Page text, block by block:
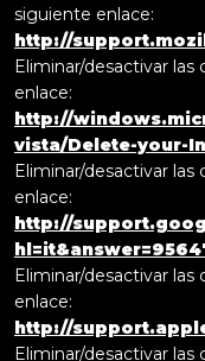
siguiente enlace:
http://
Eliminar/desactivar
enlace:
http://
vista/Delete-your-
Eliminar/desactivar
enlace:
http://
Eliminar/desactivar las
enlace:
http://
Eliminar/desactivar